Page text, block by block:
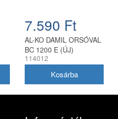
7.590 Ft
AL-KO DAMIL ORSÓVAL
BC 1200 E (ÚJ)
114012